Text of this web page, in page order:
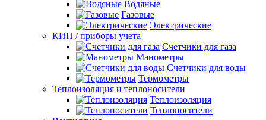
Водяные
Газовые
Электрические
КИП / приборы учета
Счетчики для газа
Манометры
Счетчики для воды
Термометры
Теплоизоляция и теплоносители
Теплоизоляция
Теплоносители